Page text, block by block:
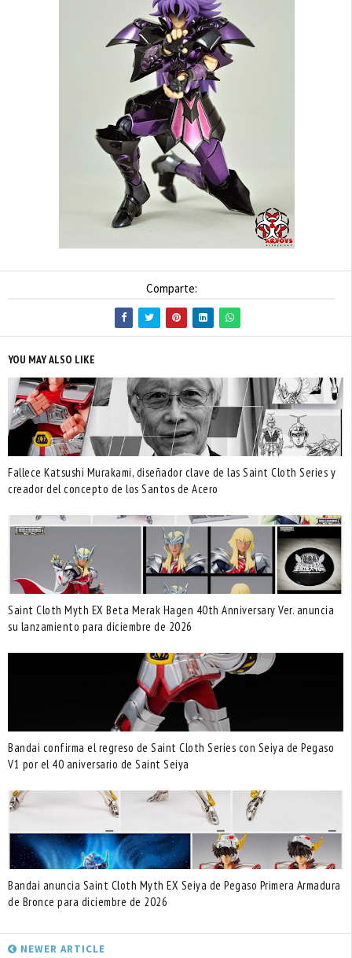
Comparte:
YOU MAY ALSO LIKE
Fallece Katsushi Murakami, diseñador clave de las Saint Cloth Series y
creador del concepto de los Santos de Acero
Saint Cloth Myth EX Beta Merak Hagen 40th Anniversary Ver. anuncia
su lanzamiento para diciembre de 2026
Bandai confirma el regreso de Saint Cloth Series con Seiya de Pegaso
V1 por el 40 aniversario de Saint Seiya
Bandai anuncia Saint Cloth Myth EX Seiya de Pegaso Primera Armadura
de Bronce para diciembre de 2026
NEWER ARTICLE